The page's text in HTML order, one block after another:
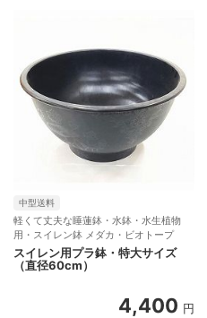
中型送料
軽くて丈夫な睡蓮鉢・水鉢・水生植物
用・スイレン鉢 メダカ・ビオトープ
スイレン用プラ鉢・特大サイズ
（直径60cm）
4,400 円